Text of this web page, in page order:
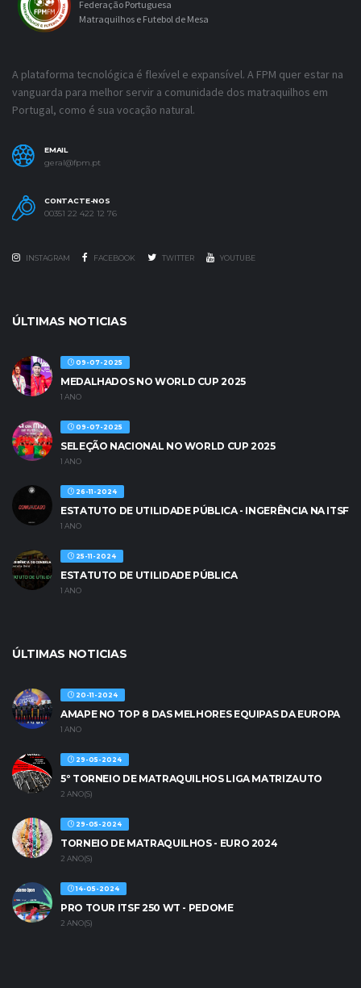
Federação Portuguesa
Matraquilhos e Futebol de Mesa
A plataforma tecnológica é flexível e expansível. A FPM quer estar na
vanguarda para melhor servir a comunidade dos matraquilhos em
Portugal, como é sua vocação natural.
EMAIL
geral@fpm.pt
CONTACTE-NOS
00351 22 422 12 76
INSTAGRAM FACEBOOK TWITTER YOUTUBE
ÚLTIMAS NOTICIAS
09-07-2025
MEDALHADOS NO WORLD CUP 2025
1 ANO
09-07-2025
SELEÇÃO NACIONAL NO WORLD CUP 2025
1 ANO
26-11-2024
ESTATUTO DE UTILIDADE PÚBLICA - INGERÊNCIA NA ITSF
1 ANO
25-11-2024
ESTATUTO DE UTILIDADE PÚBLICA
1 ANO
ÚLTIMAS NOTICIAS
20-11-2024
AMAPE NO TOP 8 DAS MELHORES EQUIPAS DA EUROPA
1 ANO
29-05-2024
5º TORNEIO DE MATRAQUILHOS LIGA MATRIZAUTO
2 ANO(S)
29-05-2024
TORNEIO DE MATRAQUILHOS - EURO 2024
2 ANO(S)
14-05-2024
PRO TOUR ITSF 250 WT - PEDOME
2 ANO(S)